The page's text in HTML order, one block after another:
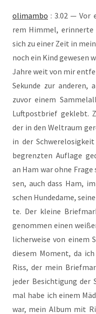
oli­mam­bo : 3.02 — Vor
rem Him­mel, erin­ner­te
sich zu einer Zeit in
noch ein Kind gewe­sen
Jah­re weit von mir
Sekun­de zur ande­ren,
zuvor einem
Luft­post­brief geklebt.
der in den Welt­raum
in der
begrenz­ten Auf­la­ge
an Ham war ohne
sen, auch dass Ham,
schen Hun­de­da­me,
te. Der klei­ne
genom­men einen
li­cher­wei­se von einem
die­sem Moment, da
Riss, der mein
jeder Besich­ti­gung der
mal habe ich einem
war, mein Album mit